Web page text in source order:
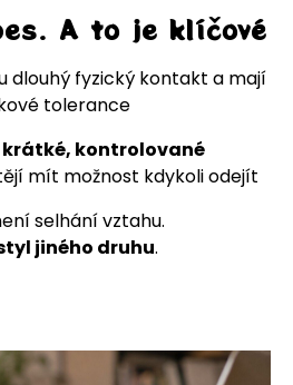
A to je klíčové
dlouhý fyzický kontakt a mají
tolerance
krátké, kontrolované
mít možnost kdykoli odejít
selhání vztahu.
jiného druhu.